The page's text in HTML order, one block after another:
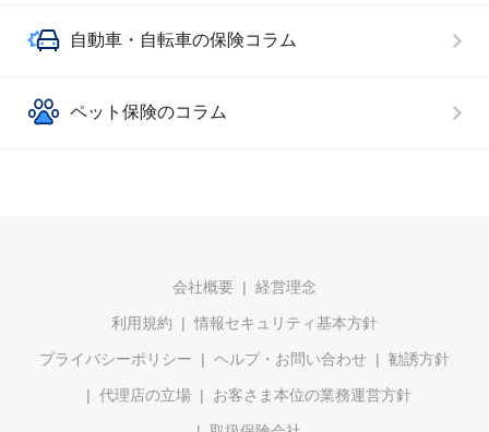
自動車・自転車の保険コラム
ペット保険のコラム
会社概要 経営理念
利用規約 情報セキュリティ基本方針
プライバシーポリシー ヘルプ・お問い合わせ 勧誘方針
代理店の立場 お客さま本位の業務運営方針